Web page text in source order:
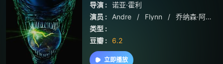
导演 :
诺亚·霍利
演员 :
Andre / Flynn /
乔纳森·阿贾伊
类型 :
豆瓣 :
6.2
立即播放